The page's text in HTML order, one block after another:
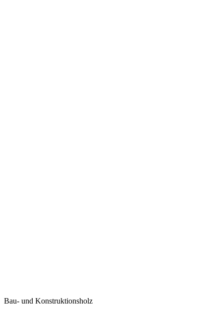
Bau- und Konstruktionsholz